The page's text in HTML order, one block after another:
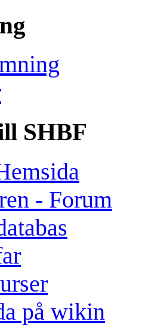
SHBF
- Forum
på wikin